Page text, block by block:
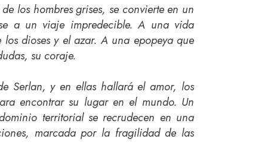
los hombres grises, se convierte en un
a un viaje impredecible. A una vida
dioses y el azar. A una epopeya que
su coraje.
Serlan, y en ellas hallará el amor, los
encontrar su lugar en el mundo. Un
territorial se recrudecen en una
marcada por la fragilidad de las